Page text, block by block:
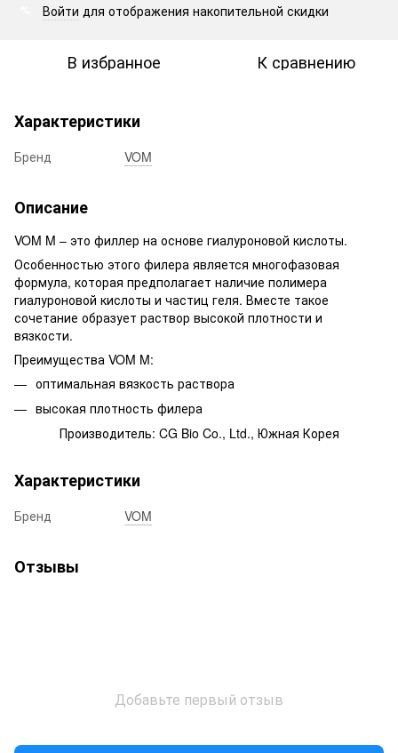
Войти для отображения накопительной скидки
В избранное К сравнению
Характеристики
Бренд VOM
Описание
VOM M – это филлер на основе гиалуроновой кислоты.
Особенностью этого филера является многофазовая
формула, которая предполагает наличие полимера
гиалуроновой кислоты и частиц геля. Вместе такое
сочетание образует раствор высокой плотности и
вязкости.
Преимущества VOM M:
оптимальная вязкость раствора
высокая плотность филера
Производитель: CG Bio Co., Ltd., Южная Корея
Характеристики
Бренд VOM
Отзывы
Добавьте первый отзыв